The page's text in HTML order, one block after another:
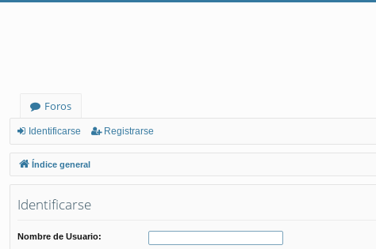
Foros
Identificarse Registrarse
Índice general
Identificarse
Nombre de Usuario: